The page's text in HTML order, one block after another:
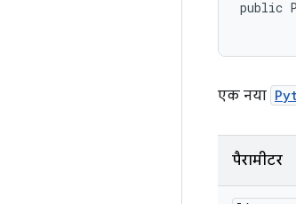
public
एक नया
पैरामीटर